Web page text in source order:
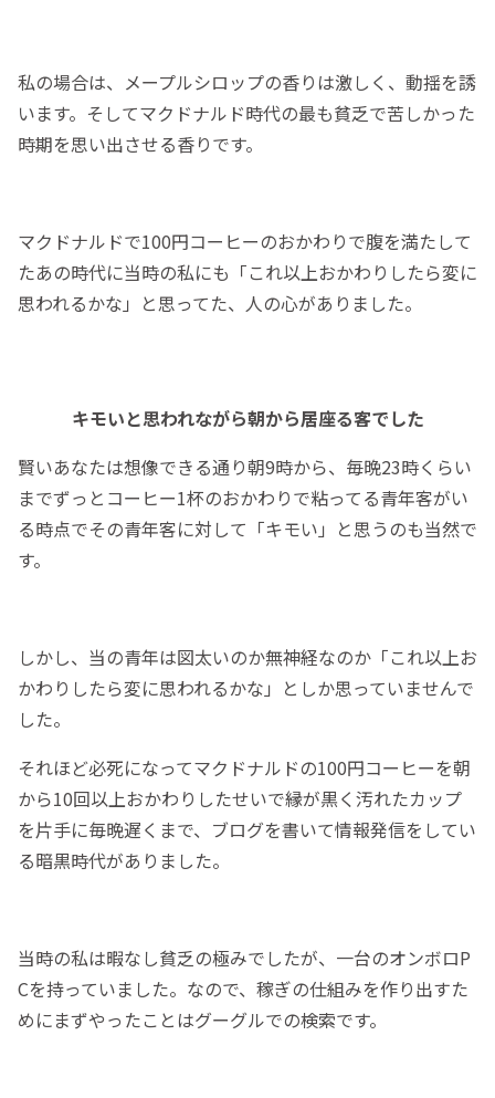
私の場合は、メープルシロップの香りは激しく、動揺を誘
います。そしてマクドナルド時代の最も貧乏で苦しかった
時期を思い出させる香りです。
マクドナルドで100円コーヒーのおかわりで腹を満たして
たあの時代に当時の私にも「これ以上おかわりしたら変に
思われるかな」と思ってた、人の心がありました。
キモいと思われながら朝から居座る客でした
賢いあなたは想像できる通り朝9時から、毎晩23時くらい
までずっとコーヒー1杯のおかわりで粘ってる青年客がい
る時点でその青年客に対して「キモい」と思うのも当然で
す。
しかし、当の青年は図太いのか無神経なのか「これ以上お
かわりしたら変に思われるかな」としか思っていませんで
した。
それほど必死になってマクドナルドの100円コーヒーを朝
から10回以上おかわりしたせいで縁が黒く汚れたカップ
を片手に毎晩遅くまで、ブログを書いて情報発信をしてい
る暗黒時代がありました。
当時の私は暇なし貧乏の極みでしたが、一台のオンボロP
Cを持っていました。なので、稼ぎの仕組みを作り出すた
めにまずやったことはグーグルでの検索です。